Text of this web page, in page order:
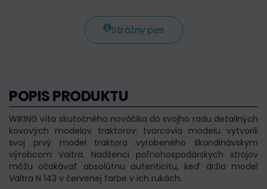
Strážny pes
POPIS PRODUKTU
WIKING víta skutočného nováčika do svojho ​​radu detailných
kovových modelov traktorov: tvorcovia modelu vytvorili
svoj prvý model traktora vyrobeného škandinávskym
výrobcom Valtra. Nadšenci poľnohospodárskych strojov
môžu očakávať absolútnu autenticitu, keď držia model
Valtra N 143 v červenej farbe v ich rukách.